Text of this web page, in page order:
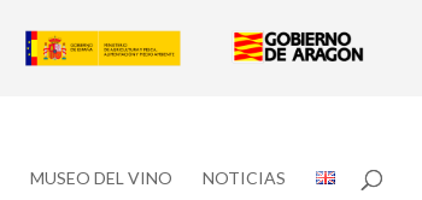
MUSEO DEL VINO NOTICIAS